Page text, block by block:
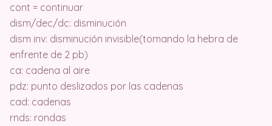
cont = continuar
dism/dec/dc: disminución
dism inv: disminución invisible(tomando la hebra de
enfrente de 2 pb)
ca: cadena al aire
pdz: punto deslizados por las cadenas
cad: cadenas
rnds: rondas